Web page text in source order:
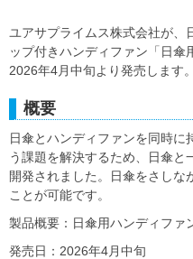
ユアサプライムス株式会社が、
ップ付きハンディファン「日
2026年4月中旬より発売します。
概要
日傘とハンディファンを同時
う課題を解決するため、日傘
開発されました。日傘をさしな
ことが可能です。
製品概要：日傘用ハンディファ
発売日：2026年4月中旬